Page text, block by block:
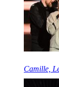
Camille,